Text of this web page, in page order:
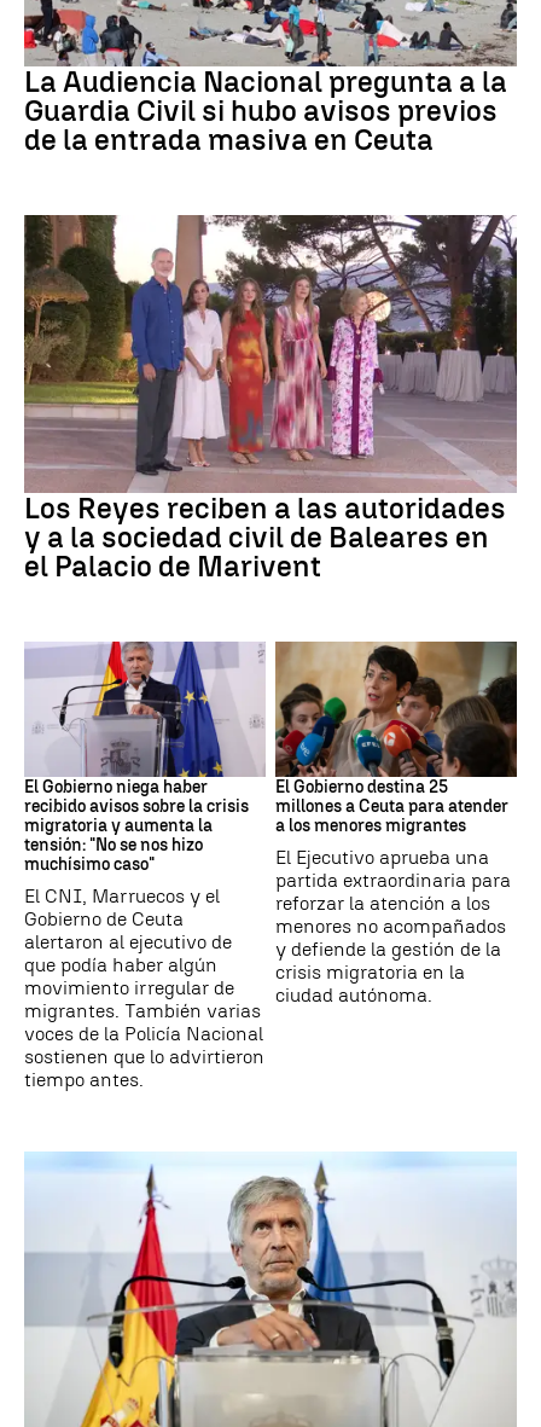
Crisis migratoria
La Audiencia Nacional pregunta a la
Guardia Civil si hubo avisos previos
de la entrada masiva en Ceuta
Familia Real
Los Reyes reciben a las autoridades
y a la sociedad civil de Baleares en
el Palacio de Marivent
El Gobierno niega haber
recibido avisos sobre la crisis
migratoria y aumenta la
tensión: "No se nos hizo
muchísimo caso"
El CNI, Marruecos y el
Gobierno de Ceuta
alertaron al ejecutivo de
que podía haber algún
movimiento irregular de
migrantes. También varias
voces de la Policía Nacional
sostienen que lo advirtieron
tiempo antes.
Crisis migratoria
El Gobierno destina 25
millones a Ceuta para atender
a los menores migrantes
El Ejecutivo aprueba una
partida extraordinaria para
reforzar la atención a los
menores no acompañados
y defiende la gestión de la
crisis migratoria en la
ciudad autónoma.